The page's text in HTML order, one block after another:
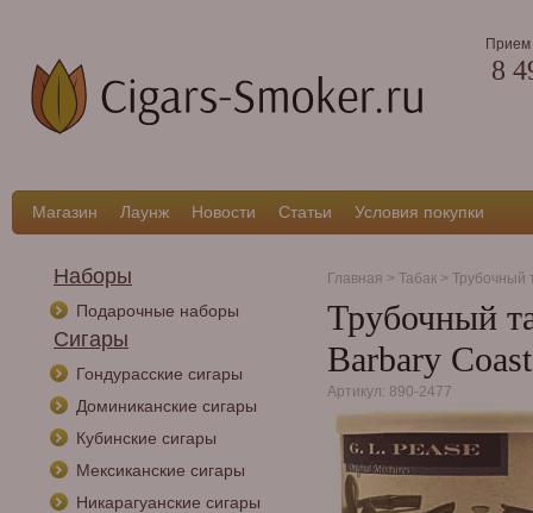
Прием
8
Магазин Лаунж Новости Статьи Условия покупки
Наборы
Подарочные наборы
Сигары
Гондурасские сигары
Доминиканские сигары
Кубинские сигары
Мексиканские сигары
Никарагуанские сигары
Главная > Табак > Трубочный
Трубочный
Barbary
Артикул: 890-2477